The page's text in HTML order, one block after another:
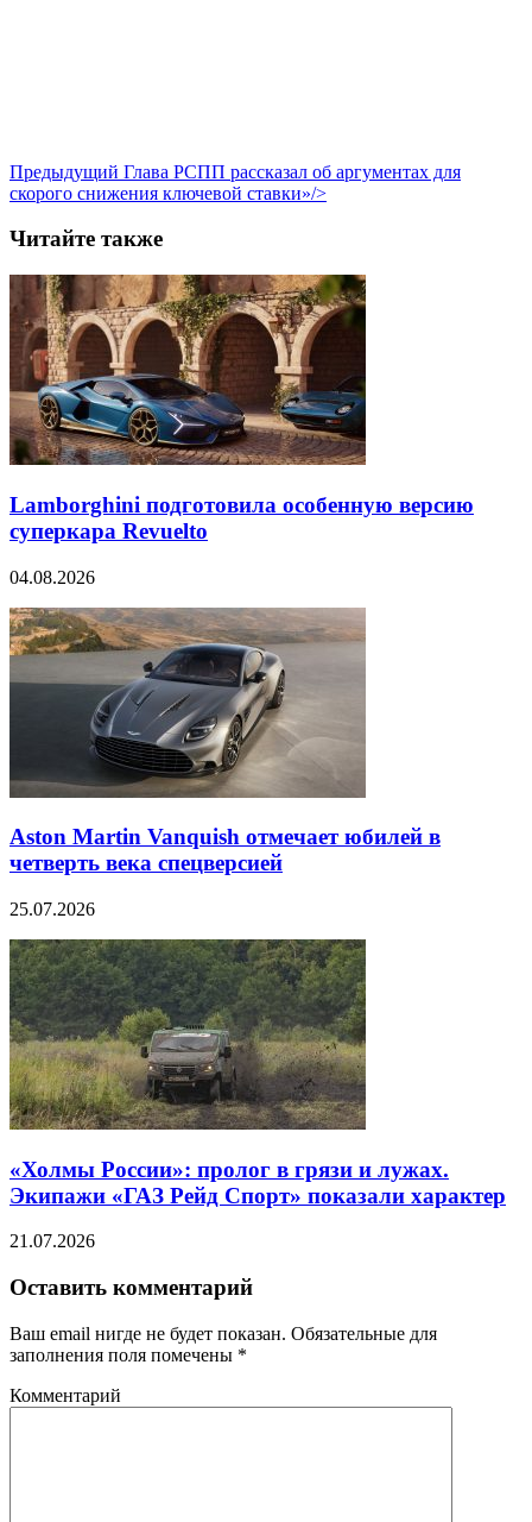
Предыдущий Глава РСПП рассказал об аргументах для
скорого снижения ключевой ставки»/>
Читайте также
Lamborghini подготовила особенную версию
суперкара Revuelto
04.08.2026
Aston Martin Vanquish отмечает юбилей в
четверть века спецверсией
25.07.2026
«Холмы России»: пролог в грязи и лужах.
Экипажи «ГАЗ Рейд Спорт» показали характер
21.07.2026
Оставить комментарий
Ваш email нигде не будет показан. Обязательные для
заполнения поля помечены *
Комментарий